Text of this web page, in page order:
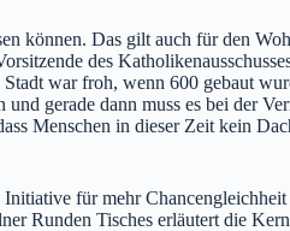
können. Das gilt auch für den
des
war froh, wenn 600 gebaut
gerade dann muss es bei der
Menschen in dieser Zeit kein
für mehr
Runden Tisches erläutert die